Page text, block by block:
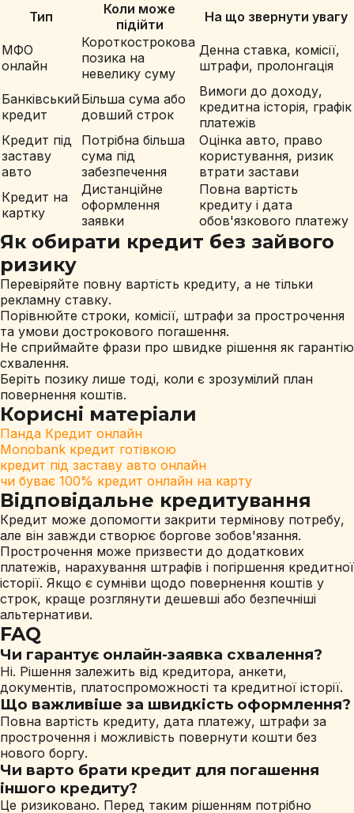
Тип
Коли може
підійти
На що звернути увагу
МФО
онлайн
Короткострокова
позика на
невелику суму
Денна ставка, комісії,
штрафи, пролонгація
Банківський
кредит
Більша сума або
довший строк
Вимоги до доходу,
кредитна історія, графік
платежів
Кредит під
заставу
авто
Потрібна більша
сума під
забезпечення
Оцінка авто, право
користування, ризик
втрати застави
Кредит на
картку
Дистанційне
оформлення
заявки
Повна вартість
кредиту і дата
обов'язкового платежу
Як обирати кредит без зайвого
ризику
Перевіряйте повну вартість кредиту, а не тільки
рекламну ставку.
Порівнюйте строки, комісії, штрафи за прострочення
та умови дострокового погашення.
Не сприймайте фрази про швидке рішення як гарантію
схвалення.
Беріть позику лише тоді, коли є зрозумілий план
повернення коштів.
Корисні матеріали
Панда Кредит онлайн
Monobank кредит готівкою
кредит під заставу авто онлайн
чи буває 100% кредит онлайн на карту
Відповідальне кредитування
Кредит може допомогти закрити термінову потребу,
але він завжди створює боргове зобов'язання.
Прострочення може призвести до додаткових
платежів, нарахування штрафів і погіршення кредитної
історії. Якщо є сумніви щодо повернення коштів у
строк, краще розглянути дешевші або безпечніші
альтернативи.
FAQ
Чи гарантує онлайн-заявка схвалення?
Ні. Рішення залежить від кредитора, анкети,
документів, платоспроможності та кредитної історії.
Що важливіше за швидкість оформлення?
Повна вартість кредиту, дата платежу, штрафи за
прострочення і можливість повернути кошти без
нового боргу.
Чи варто брати кредит для погашення
іншого кредиту?
Це ризиковано. Перед таким рішенням потрібно